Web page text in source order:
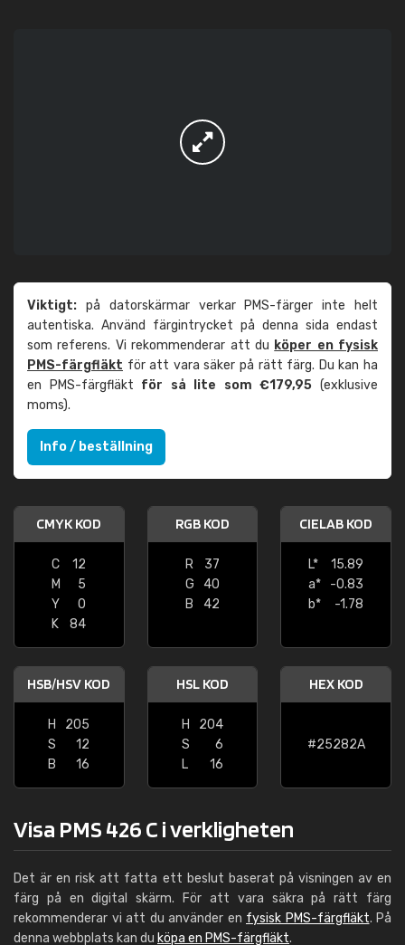
Viktigt: på datorskärmar verkar PMS-färger inte helt
autentiska. Använd färgintrycket på denna sida endast
som referens. Vi rekommenderar att du köper en fysisk
PMS-färgfläkt för att vara säker på rätt färg. Du kan ha
en PMS-färgfläkt för så lite som €179,95 (exklusive
moms).
Info / beställning
CMYK KOD
C
12
M
5
Y
0
K
84
RGB KOD
R
37
G
40
B
42
CIELAB KOD
L*
15.89
a*
-0.83
b*
-1.78
HSB/HSV KOD
H
205
S
12
B
16
HSL KOD
H
204
S
6
L
16
HEX KOD
#25282A
Visa PMS 426 C i verkligheten
Det är en risk att fatta ett beslut baserat på visningen av en
färg på en digital skärm. För att vara säkra på rätt färg
rekommenderar vi att du använder en fysisk PMS-färgfläkt. På
denna webbplats kan du köpa en PMS-färgfläkt.